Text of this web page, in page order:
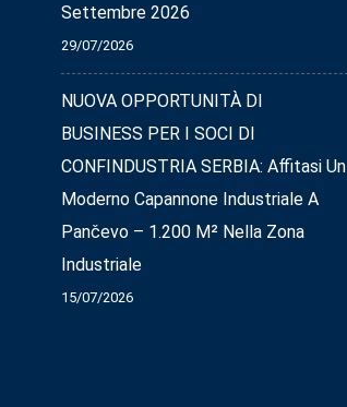
Settembre 2026
29/07/2026
NUOVA OPPORTUNITÀ DI
BUSINESS PER I SOCI DI
CONFINDUSTRIA SERBIA: Affitasi Un
Moderno Capannone Industriale A
Pančevo – 1.200 M² Nella Zona
Industriale
15/07/2026